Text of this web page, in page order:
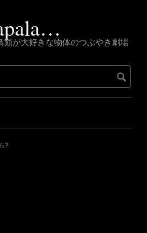
が大好きな物体のつぶやき劇場
?